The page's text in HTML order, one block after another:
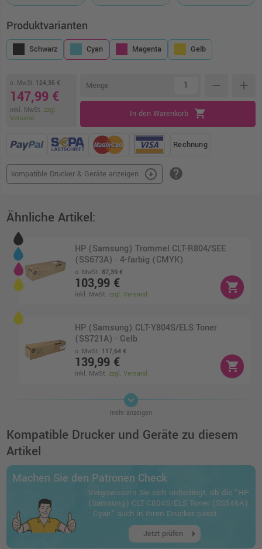
Produktvarianten
Schwarz Cyan Magenta Gelb
o. MwSt. 124,36 €
147,99 €
inkl. MwSt. zzgl.
Versand
Menge remove add
In den Warenkorb shopping_cart
Rechnung
kompatible Drucker & Geräte anzeigen arrow_circle_down help
Ähnliche Artikel:
HP (Samsung) Trommel CLT-R804/SEE
(SS673A) · 4-farbig (CMYK)
o. MwSt. 87,39 €
103,99 €
inkl. MwSt.zzgl. Versand
shopping_cart
HP (Samsung) CLT-Y804S/ELS Toner
(SS721A) · Gelb
o. MwSt. 117,64 €
139,99 €
inkl. MwSt.zzgl. Versand
shopping_cart
HP (Samsung) CLT-M804S/ELS Toner
(SS628A) · Magenta
o. MwSt.
147,99 €
(SS586A) · Schwarz
o. MwSt. 47,89 €
56,99 €
inkl. MwSt. zzgl. Versand
keyboard_arrow_down
mehr anzeigen
Kompatible Drucker und Geräte zu diesem
Artikel
Machen Sie den Patronen Check
Vergewissern Sie sich unbedingt, ob die "HP
(Samsung) CLT-C804S/ELS Toner (SS546A)
· Cyan" auch in Ihren Drucker passt.
Jetzt prüfen arrow_right